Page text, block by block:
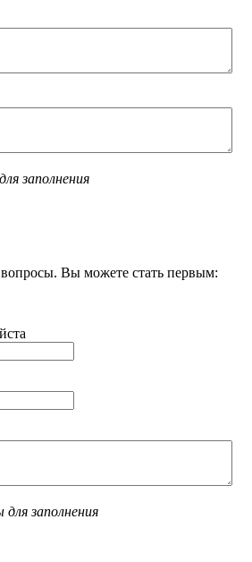
заполнения
Вы можете стать первым:
для заполнения